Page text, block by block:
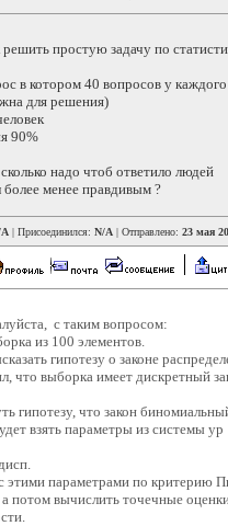
простую задачу по
в котором 40 вопросов у
для решения)
90%
надо чтоб ответило людей
менее правдивым ?
| Присоединился: N/A | Отправлено: 23 мая
с таким вопросом:
из 100 элементов.
гипотезу о законе
что выборка имеет дискретный
гипотезу, что закон
взять параметры из системы ур
с этими параметрами по критерию
а потом вычислить точечные